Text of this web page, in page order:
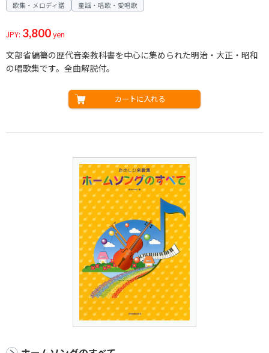
歌集・メロディ譜 童謡・唱歌・愛唱歌
JPY: 3,800yen
文部省編纂の歴代音楽教科書を中心に集められた明治・大正・昭和
の唱歌集です。全曲解説付。
カートに入れる